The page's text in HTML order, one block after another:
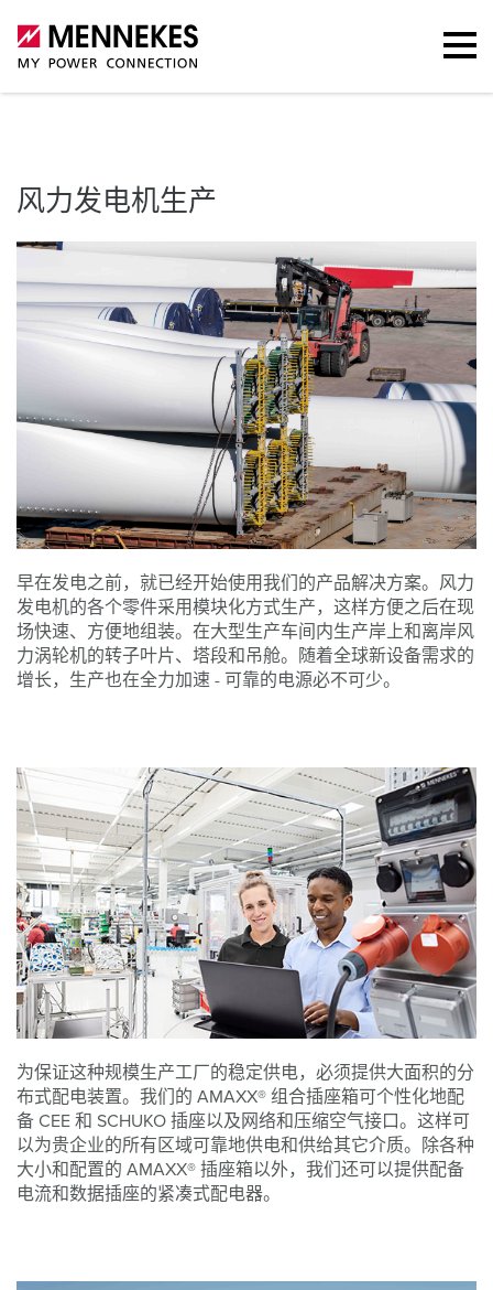
风力发电机生产 产品组合
风力发电机生产
早在发电之前，就已经开始使用我们的产品解决方案。风力
发电机的各个零件采用模块化方式生产，这样方便之后在现
场快速、方便地组装。在大型生产车间内生产岸上和离岸风
力涡轮机的转子叶片、塔段和吊舱。随着全球新设备需求的
增长，生产也在全力加速 - 可靠的电源必不可少。
为保证这种规模生产工厂的稳定供电，必须提供大面积的分
布式配电装置。我们的 AMAXX® 组合插座箱可个性化地配
备 CEE 和 SCHUKO 插座以及网络和压缩空气接口。这样可
以为贵企业的所有区域可靠地供电和供给其它介质。除各种
大小和配置的 AMAXX® 插座箱以外，我们还可以提供配备
电流和数据插座的紧凑式配电器。